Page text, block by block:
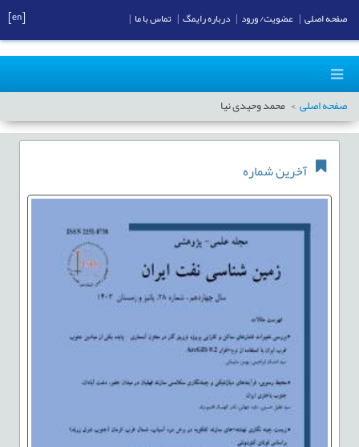
صفحه اصلی محمد وحیدی نیا
آخرین شماره
صفحه اصلی عضویت/ ورود درباره رایمگ تماس با ما